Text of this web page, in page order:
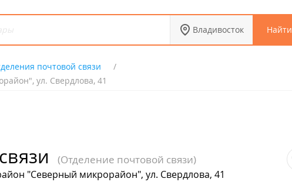
Владивосток Найти
почтовой связи
ул. Свердлова, 41
(Отделение почтовой связи)
"Северный микрорайон", ул. Свердлова, 41